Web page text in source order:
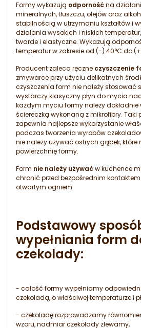
Formy wykazują odpornośćna
mineralnych, tłuszczu, olejów oraz
stabilnością w utrzymaniu kształtów i
działania wysokich i niskich
twarde i elastyczne. Wykazują
temperatur w zakresie od (-) 40°C do
Producent zaleca ręczne czyszczenie
zmywarce przy użyciu delikatnych
czyszczenia form nie należy stosować
wystarczy klasyczny płyn do mycia
każdym myciu formy należy dokładnie
ściereczką wykonaną z mikrofibry. Taki
zapewnia najlepsze wykorzystanie
podczas tworzenia wyrobów
nie należy używać ostrych gąbek,
powierzchnię formy.
Form nie należy używaćw kuchence
chronić przed bezpośrednim kontaktem
otwartym ogniem.
Podstawowy
wypełniania form
czekolady:
- całość formy wypełniamy
czekoladą, o właściwej temperaturze i
- czekoladę rozprowadzamy
wzoru, nadmiar czekolady zlewamy,